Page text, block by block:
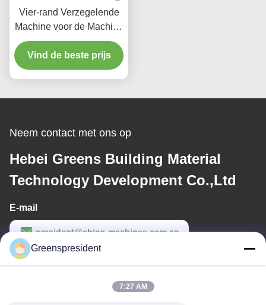
Vier-rand Verzegelende
Machine voor de Machine
van Lmaination van het
Gipsplafond
Vind de beste prijs
Neem contact met ons op
Hebei Greens Building Material
Technology Development Co.,Ltd
E-mail
president@china-machines.com.cn
Werktijd
Greenspresident
7:27 AM